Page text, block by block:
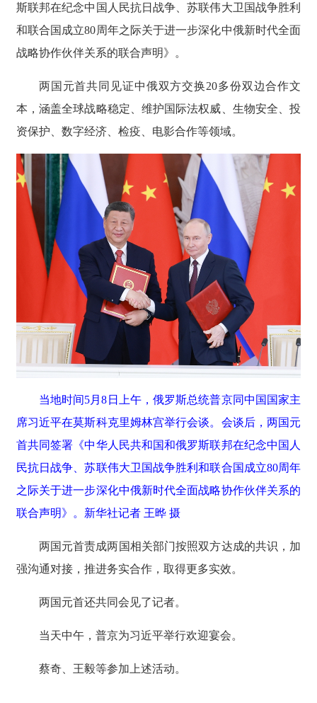
斯联邦在纪念中国人民抗日战争、苏联伟大卫国战争胜利
和联合国成立80周年之际关于进一步深化中俄新时代全面
战略协作伙伴关系的联合声明》。
两国元首共同见证中俄双方交换20多份双边合作文
本，涵盖全球战略稳定、维护国际法权威、生物安全、投
资保护、数字经济、检疫、电影合作等领域。
当地时间5月8日上午，俄罗斯总统普京同中国国家主
席习近平在莫斯科克里姆林宫举行会谈。会谈后，两国元
首共同签署《中华人民共和国和俄罗斯联邦在纪念中国人
民抗日战争、苏联伟大卫国战争胜利和联合国成立80周年
之际关于进一步深化中俄新时代全面战略协作伙伴关系的
联合声明》。新华社记者 王晔 摄
两国元首责成两国相关部门按照双方达成的共识，加
强沟通对接，推进务实合作，取得更多实效。
两国元首还共同会见了记者。
当天中午，普京为习近平举行欢迎宴会。
蔡奇、王毅等参加上述活动。